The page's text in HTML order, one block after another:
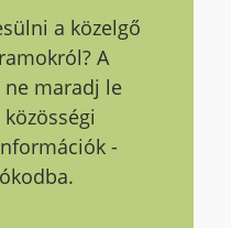
a közelgő
A
maradj le
-